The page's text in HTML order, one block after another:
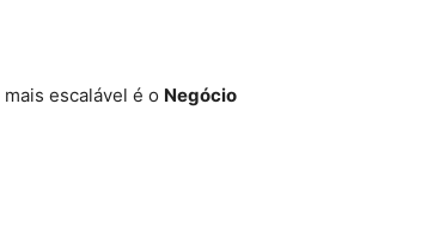
escalável é o Negócio